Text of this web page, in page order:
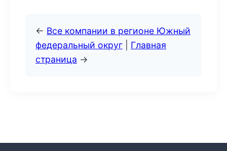
← Все компании в регионе Южный
федеральный округ
Главная
страница →